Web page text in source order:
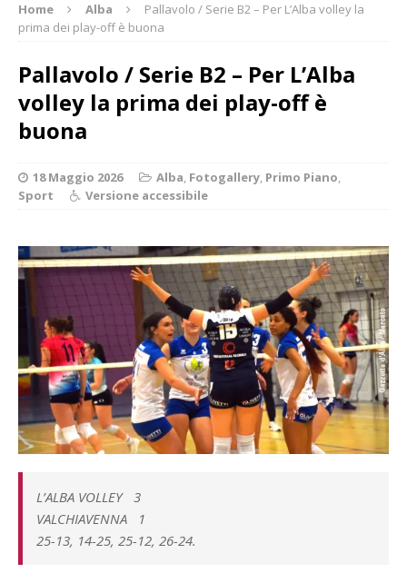
Home Alba
Pallavolo / Serie B2 – Per L’Alba volley la
prima dei play-off è buona
Pallavolo / Serie B2 – Per L’Alba
volley la prima dei play-off è
buona
18 Maggio 2026 Alba, Fotogallery, Primo Piano,
Sport
Versione accessibile
L’ALBA VOLLEY 3
VALCHIAVENNA 1
25-13, 14-25, 25-12, 26-24.